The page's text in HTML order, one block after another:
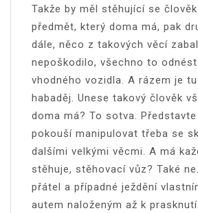
Takže by měl stěhující se
předmět, který doma má, pak
dále, něco z takových věcí
nepoškodilo, všechno to
vhodného vozidla. A rázem je
habaděj. Unese takový člověk
doma má? To sotva.
pokouší manipulovat třeba se
dalšími velkými věcmi. A má
stěhuje, stěhovací vůz? Také
přátel a případné ježdění
autem naloženým až k